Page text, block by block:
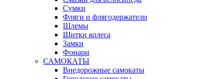
Сумки
Фляги и флягодержатели
Шлемы
Щитки колеса
Замки
Фонари
САМОКАТЫ
Внедорожные самокаты